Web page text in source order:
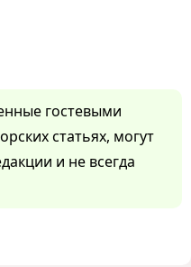
гостевыми
статьях, могут
и не всегда